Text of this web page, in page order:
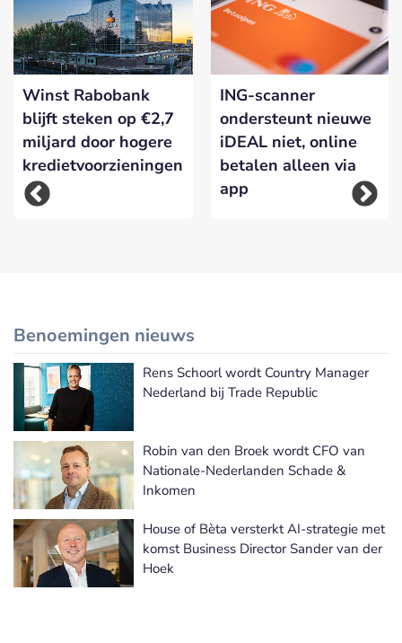
Winst Rabobank
blijft steken op €2,7
miljard door hogere
kredietvoorzieningen
ING-scanner
ondersteunt nieuwe
iDEAL niet, online
betalen alleen via
app
Benoemingen nieuws
Meer Benoemingen nieuws
Rens Schoorl wordt Country Manager
Nederland bij Trade Republic
Robin van den Broek wordt CFO van
Nationale-Nederlanden Schade &
Inkomen
House of Bèta versterkt AI-strategie met
komst Business Director Sander van der
Hoek